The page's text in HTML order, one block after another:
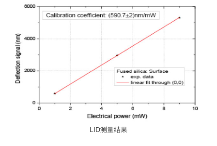
LID测量结果